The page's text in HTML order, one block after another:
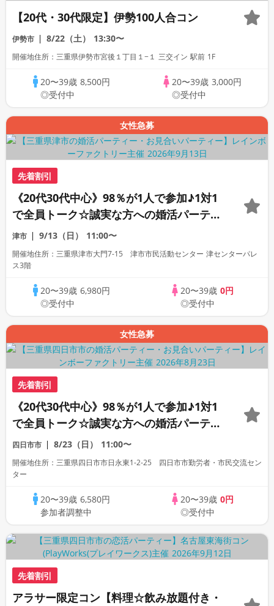
【20代・30代限定】伊勢100人合コン
伊勢市 8/22（土） 13:30〜
開催地住所：三重県伊勢市宮後１丁目１−１ 三交イン 駅前 1F
20〜39歳 8,500円
◎受付中
20〜39歳 3,000円
◎受付中
女性急募
先着割引
《20代30代中心》98％が1人で参加♪1対1
で全員トーク☆誠実な方への婚活パーティ
ー
津市 9/13（日） 11:00〜
開催地住所：三重県津市大門7-15 津市市民活動センター 津センターパレ
ス3階
20〜39歳 6,980円
◎受付中
20〜39歳 0円
◎受付中
女性急募
先着割引
《20代30代中心》98％が1人で参加♪1対1
で全員トーク☆誠実な方への婚活パーティ
ー
四日市市 8/23（日） 11:00〜
開催地住所：三重県四日市市日永東1-2-25 四日市市勤労者・市民交流セン
ター
20〜39歳 6,580円
参加者調整中
20〜39歳 0円
◎受付中
先着割引
アラサー限定コン【料理☆飲み放題付き・